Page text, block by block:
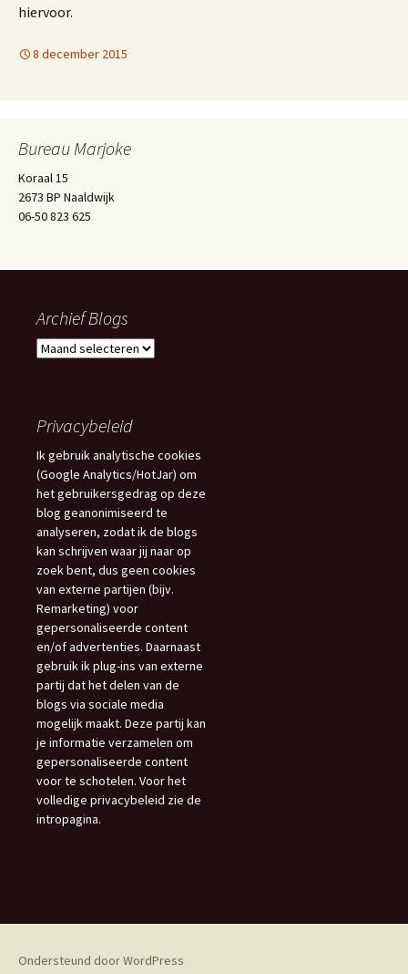
hiervoor.
8 december 2015
Bureau Marjoke
Koraal 15
2673 BP Naaldwijk
06-50 823 625
Archief Blogs
Archief
Privacybeleid
Ik gebruik analytische cookies
(Google Analytics/HotJar) om
het gebruikersgedrag op deze
blog geanonimiseerd te
analyseren, zodat ik de blogs
kan schrijven waar jij naar op
zoek bent, dus geen cookies
van externe partijen (bijv.
Remarketing) voor
gepersonaliseerde content
en/of advertenties. Daarnaast
gebruik ik plug-ins van externe
partij dat het delen van de
blogs via sociale media
mogelijk maakt. Deze partij kan
je informatie verzamelen om
gepersonaliseerde content
voor te schotelen. Voor het
volledige privacybeleid zie de
intropagina.
Ondersteund door WordPress